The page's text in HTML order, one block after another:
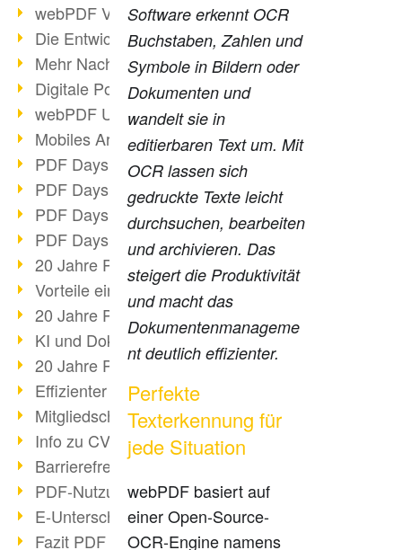
webPDF Video - Behind the Scenes
Die Entwicklung von PDF/X
Mehr Nachhaltigkeit durch PDF
Digitale Post als PDF/A
webPDF Update 8.0.0.2531
Mobiles Arbeiten mit PDF
PDF Days 2022 Themenblock 3
PDF Days 2022 Themenblock 2
PDF Days 2022 Themenblock 1
PDF Days Europe 2022
20 Jahre PDF/X (Teil 3)
Vorteile einer PDF-Businesslösung
20 Jahre PDF/X (Teil 2)
KI und Dokumenten-Management
20 Jahre PDF/X (Teil 1)
Effizienter Dokumenten Workflow
Mitgliedschaft PDF Association
Info zu CVE-2022-22965
Barrierefreiheit mehr als Inklusion
PDF-Nutzung durch Pandemie
E-Unterschriften für Verwaltung
Fazit PDF Days 2021
Software erkennt OCR
Buchstaben, Zahlen und
Symbole in Bildern oder
Dokumenten und
wandelt sie in
editierbaren Text um. Mit
OCR lassen sich
gedruckte Texte leicht
durchsuchen, bearbeiten
und archivieren. Das
steigert die Produktivität
und macht das
Dokumentenmanageme
nt deutlich effizienter.
Perfekte
Texterkennung für
jede Situation
webPDF basiert auf
einer Open-Source-
OCR-Engine namens